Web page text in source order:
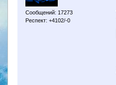
Сообщений: 17273
Респект: +4102/-0